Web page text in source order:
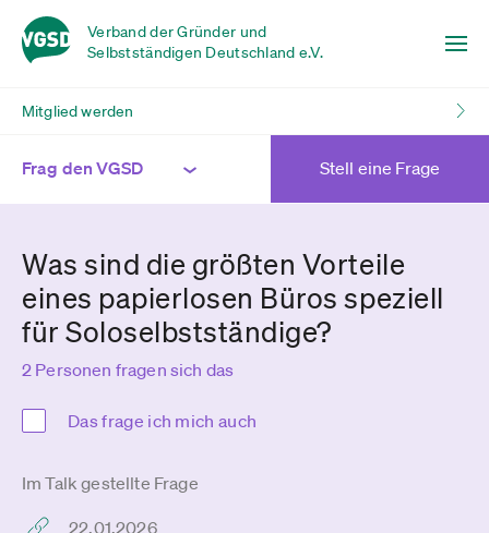
Verband der Gründer und
Selbstständigen Deutschland e.V.
Mitglied werden
Frag den VGSD Stell eine Frage
Was sind die größten Vorteile
eines papierlosen Büros speziell
für Soloselbstständige?
2 Personen fragen sich das
Das frage ich mich auch
Im Talk gestellte Frage
22.01.2026